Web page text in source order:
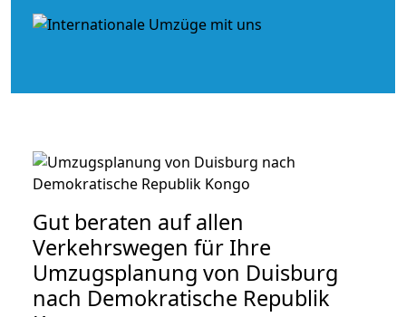
Gut beraten auf allen
Verkehrswegen für Ihre
Umzugsplanung von Duisburg
nach Demokratische Republik